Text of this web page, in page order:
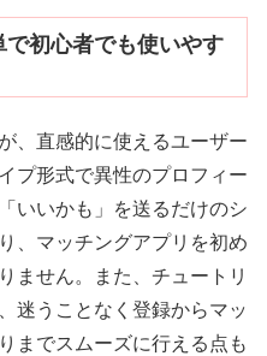
初心者でも使いやす
、直感的に使えるユーザー
プ形式で異性のプロフィー
いいかも」を送るだけのシ
、マッチングアプリを初め
ません。また、チュートリ
迷うことなく登録からマッ
までスムーズに行える点も